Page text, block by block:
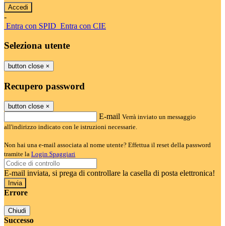
-
Entra con SPID Entra con CIE
Seleziona utente
button close ×
Recupero password
button close ×
E-mail Verrà inviato un messaggio
all'indirizzo indicato con le istruzioni necessarie.
Non hai una e-mail associata al nome utente? Effettua il reset della password
tramite la Login Spaggiari
E-mail inviata, si prega di controllare la casella di posta elettronica!
Errore
Chiudi
Successo